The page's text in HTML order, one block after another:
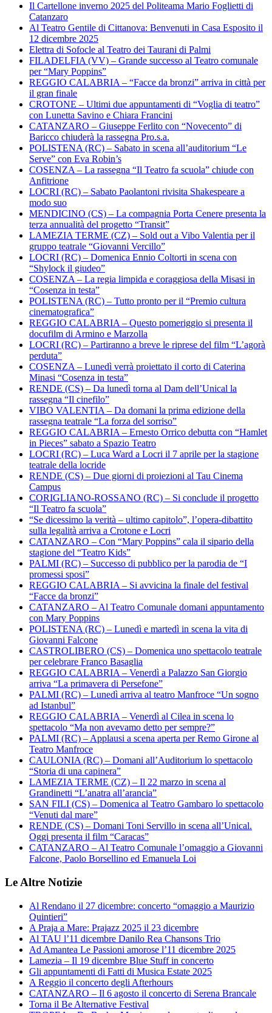
Il Cartellone inverno 2025 del Politeama Mario Foglietti di
Catanzaro
Al Teatro Gentile di Cittanova: Benvenuti in Casa Esposito il
12 dicembre 2025
Elettra di Sofocle al Teatro dei Taurani di Palmi
FILADELFIA (VV) – Grande successo al Teatro comunale
per “Mary Poppins”
REGGIO CALABRIA – “Facce da bronzi” arriva in città per
il gran finale
CROTONE – Ultimi due appuntamenti di “Voglia di teatro”
con Lunetta Savino e Chiara Francini
CATANZARO – Giuseppe Ferlito con “Novecento” di
Baricco chiuderà la rassegna Pro.s.a.
POLISTENA (RC) – Sabato in scena all’auditorium “Le
Serve” con Eva Robin’s
COSENZA – La rassegna “Il Teatro fa scuola” chiude con
Anfitrione
LOCRI (RC) – Sabato Paolantoni rivisita Shakespeare a
modo suo
MENDICINO (CS) – La compagnia Porta Cenere presenta la
terza annualità del progetto “Transit”
LAMEZIA TERME (CZ) – Sold out a Vibo Valentia per il
gruppo teatrale “Giovanni Vercillo”
LOCRI (RC) – Domenica Ennio Coltorti in scena con
“Shylock il giudeo”
COSENZA – La regia limpida e coraggiosa della Misasi in
“Cosenza in testa”
POLISTENA (RC) – Tutto pronto per il “Premio cultura
cinematografica”
REGGIO CALABRIA – Questo pomeriggio si presenta il
docufilm di Armino e Marzolla
LOCRI (RC) – Partiranno a breve le riprese del film “L’agorà
perduta”
COSENZA – Lunedì verrà proiettato il corto di Caterina
Minasi “Cosenza in testa”
RENDE (CS) – Da lunedì torna al Dam dell’Unical la
rassegna “Il cinefilo”
VIBO VALENTIA – Da domani la prima edizione della
rassegna teatrale “La forza del sorriso”
REGGIO CALABRIA – Ernesto Orrico debutta con “Hamlet
in Pieces” sabato a Spazio Teatro
LOCRI (RC) – Luca Ward a Locri il 7 aprile per la stagione
teatrale della locride
RENDE (CS) – Due giorni di proiezioni al Tau Cinema
Campus
CORIGLIANO-ROSSANO (RC) – Si conclude il progetto
“Il Teatro fa scuola”
“Se dicessimo la verità – ultimo capitolo”, l’opera-dibattito
sulla legalità arriva a Crotone e Locri
CATANZARO – Con “Mary Poppins” cala il sipario della
stagione del “Teatro Kids”
PALMI (RC) – Successo di pubblico per la parodia de “I
promessi sposi”
REGGIO CALABRIA – Si avvicina la finale del festival
“Facce da bronzi”
CATANZARO – Al Teatro Comunale domani appuntamento
con Mary Poppins
POLISTENA (RC) – Lunedì e martedì in scena la vita di
Giovanni Falcone
CASTROLIBERO (CS) – Domenica uno spettacolo teatrale
per celebrare Franco Basaglia
REGGIO CALABRIA – Venerdì a Palazzo San Giorgio
arriva “La primavera di Persefone”
PALMI (RC) – Lunedì arriva al teatro Manfroce “Un sogno
ad Istanbul”
REGGIO CALABRIA – Venerdì al Cilea in scena lo
spettacolo “Ma non avevamo detto per sempre?”
PALMI (RC) – Applausi a scena aperta per Remo Girone al
Teatro Manfroce
CAULONIA (RC) – Domani all’Auditorium lo spettacolo
“Storia di una capinera”
LAMEZIA TERME (CZ) – Il 22 marzo in scena al
Grandinetti “L’anatra all’arancia”
SAN FILI (CS) – Domenica al Teatro Gambaro lo spettacolo
“Venuti dal mare”
RENDE (CS) – Domani Toni Servillo in scena all’Unical.
Oggi presenta il film “Caracas”
CATANZARO – Al Teatro Comunale l’omaggio a Giovanni
Falcone, Paolo Borsellino ed Emanuela Loi
Le Altre Notizie
Al Rendano il 27 dicembre: concerto “omaggio a Maurizio
Quintieri”
A Praja a Mare: Prajazz 2025 il 23 dicembre
Al TAU l’11 dicembre Danilo Rea Chansons Trio
Ad Amantea Le Passioni amorose l’11 dicembre 2025
Lamezia – Il 19 dicembre Blue Stuff in concerto
Gli appuntamenti di Fatti di Musica Estate 2025
A Reggio il concerto degli Afterhours
CATANZARO – Il 6 agosto il concerto di Serena Brancale
Torna il Be Alternative Festival